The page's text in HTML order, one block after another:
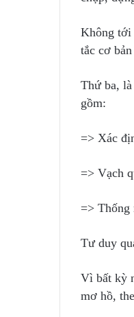
Không tới
tắc cơ
Thứ ba,
gồm:
=> Xác
=> Vạch
=> Thống
Tư duy
Vì bất kỳ
mơ hồ,